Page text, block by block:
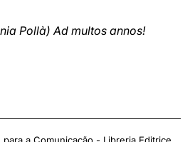
Pollà) Ad multos annos!